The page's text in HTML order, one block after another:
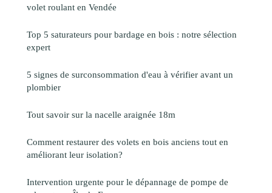
volet roulant en Vendée
Top 5 saturateurs pour bardage en bois : notre sélection
expert
5 signes de surconsommation d'eau à vérifier avant un
plombier
Tout savoir sur la nacelle araignée 18m
Comment restaurer des volets en bois anciens tout en
améliorant leur isolation?
Intervention urgente pour le dépannage de pompe de